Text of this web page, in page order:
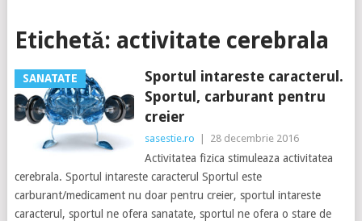
Etichetă: activitate cerebrala
SANATATE
Sportul intareste caracterul.
Sportul, carburant pentru
creier
sasestie.ro 28 decembrie 2016
Activitatea fizica stimuleaza activitatea
cerebrala. Sportul intareste caracterul Sportul este
carburant/medicament nu doar pentru creier, sportul intareste
caracterul, sportul ne ofera sanatate, sportul ne ofera o stare de